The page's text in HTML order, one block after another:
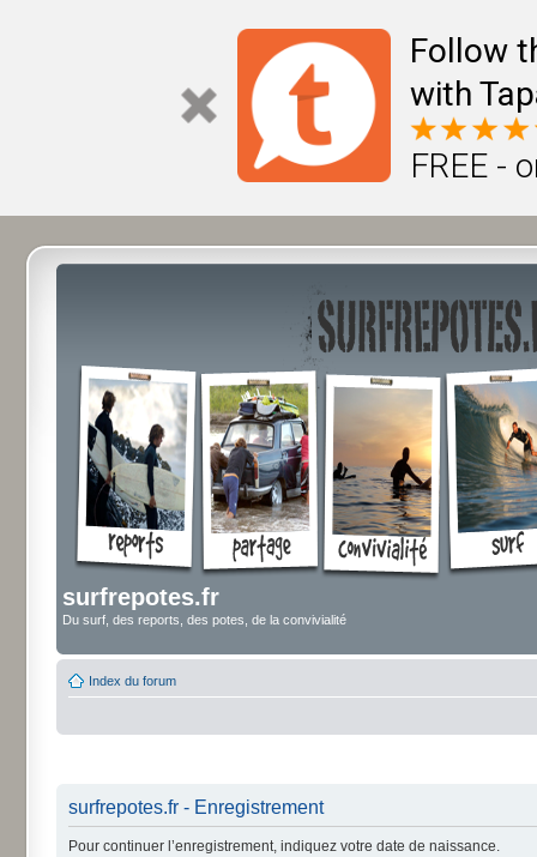
Follow
with
FREE -
surfrepotes.fr
Du surf, des reports, des potes, de la convivialité
Index du forum
surfrepotes.fr - Enregistrement
Pour continuer l’enregistrement, indiquez votre date de naissance.